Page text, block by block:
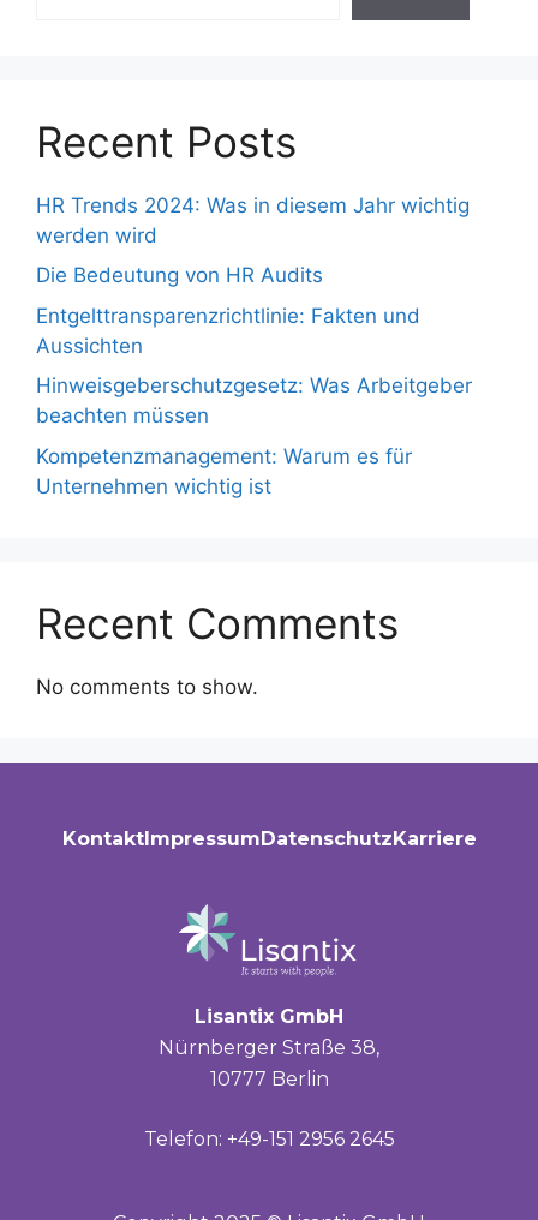
Recent Posts
HR Trends 2024: Was in diesem Jahr wichtig
werden wird
Die Bedeutung von HR Audits
Entgelttransparenzrichtlinie: Fakten und
Aussichten
Hinweisgeberschutzgesetz: Was Arbeitgeber
beachten müssen
Kompetenzmanagement: Warum es für
Unternehmen wichtig ist
Recent Comments
No comments to show.
KontaktImpressumDatenschutzKarriere
Lisantix GmbH
Nürnberger Straße 38,
10777 Berlin
Telefon: +49-151 2956 2645